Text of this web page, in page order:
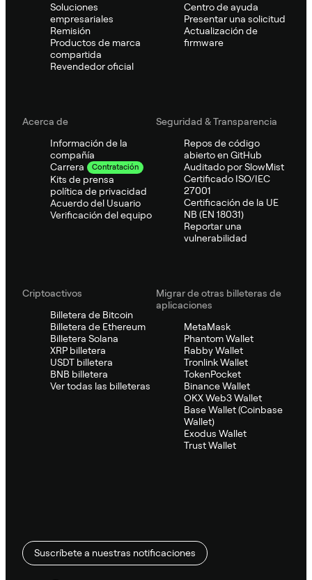
Soluciones
empresariales
Remisión
Productos de marca
compartida
Revendedor oficial
Centro de ayuda
Presentar una solicitud
Actualización de
firmware
Acerca de
Información de la
compañía
Carrera
Contratación
Kits de prensa
política de privacidad
Acuerdo del Usuario
Verificación del equipo
Seguridad & Transparencia
Repos de código
abierto en GitHub
Auditado por SlowMist
Certificado ISO/IEC
27001
Certificación de la UE
NB (EN 18031)
Reportar una
vulnerabilidad
Criptoactivos
Billetera de Bitcoin
Billetera de Ethereum
Billetera Solana
XRP billetera
USDT billetera
BNB billetera
Ver todas las billeteras
Migrar de otras billeteras de
aplicaciones
MetaMask
Phantom Wallet
Rabby Wallet
Tronlink Wallet
TokenPocket
Binance Wallet
OKX Web3 Wallet
Base Wallet (Coinbase
Wallet)
Exodus Wallet
Trust Wallet
Suscríbete a nuestras notificaciones